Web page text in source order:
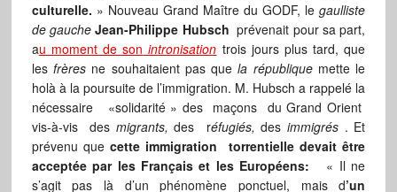
culturelle. » Nouveau Grand Maître du GODF, legaulliste
de gauche Jean-Philippe Hubsch prévenait pour sa part,
au moment de son intronisation trois jours plus tard, que
lesfrères ne souhaitaient pas quela républiquemette le
holà à la poursuite de l’immigration. M. Hubsch a rappelé la
nécessaire «solidarité » des maçons du Grand Orient
vis-à-vis des migrants,des réfugiés,des immigrés . Et
prévenu quecette immigration torrentielle devait être
acceptée par les Français et les Européens:
« Il ne
s’agit pas là d’un phénomène ponctuel, mais d’un